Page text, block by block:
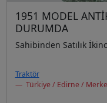
1951 MODEL
DURUMDA
Sahibinden Satılık
Traktör
Türkiye / Edirne /